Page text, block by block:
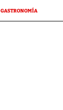
GASTRONOMÍA